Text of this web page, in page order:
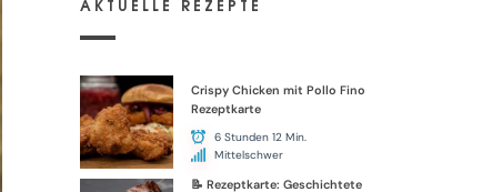
AKTUELLE REZEPTE
Crispy Chicken mit Pollo Fino
Rezeptkarte
6 Stunden 12 Min.
Mittelschwer
📝 Rezeptkarte: Geschichtete